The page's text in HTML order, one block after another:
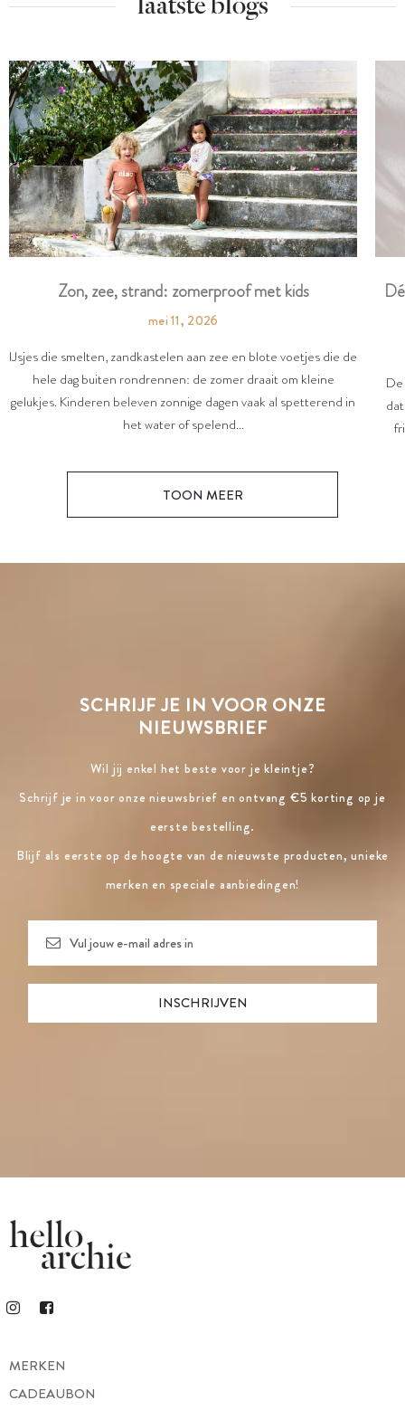
laatste blogs
Zon, zee, strand: zomerproof met kids
mei 11, 2026
IJsjes die smelten, zandkastelen aan zee en blote voetjes die de
hele dag buiten rondrennen: de zomer draait om kleine
gelukjes. Kinderen beleven zonnige dagen vaak al spetterend in
het water of spelend...
TOON MEER
SCHRIJF JE IN VOOR ONZE
NIEUWSBRIEF
Wil jij enkel het beste voor je kleintje?
Schrijf je in voor onze nieuwsbrief en ontvang €5 korting op je
eerste bestelling.
Blijf als eerste op de hoogte van de nieuwste producten, unieke
merken en speciale aanbiedingen!
MERKEN
CADEAUBON